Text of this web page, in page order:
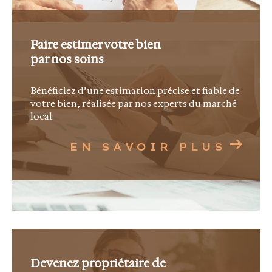
Afin de vous offrir une visibilité optimale, La
Canopée Immobilier est adhérente à la FNAIM
et membre actif du MLS Côte d'Azur, un réseau
regroupant plus de 500 agences immobilières
dans les Alpes-Maritimes et le Var. Cette
collaboration nous permet de diffuser nos
exclusivités auprès d'un large portefeuille
d'acquéreurs qualifiés.
Une agence ouverte sur
l'international
La Côte d'Azur attire une clientèle venue du
monde entier. Notre équipe vous accompagne
en français, en anglais et en italien afin de
Faire estimer votre bien
par nos soins
Bénéficiez d’une estimation précise et fiable de
votre bien, réalisée par nos experts du marché
local.
EN SAVOIR PLUS
Devenez propriétaire de